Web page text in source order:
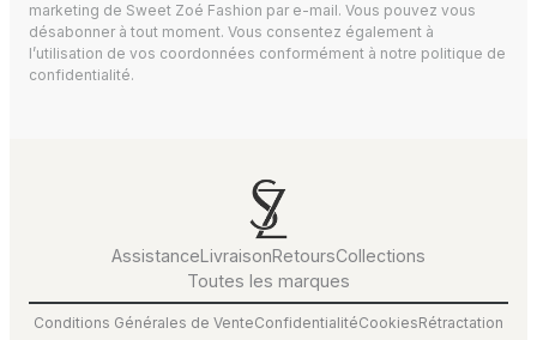
marketing de Sweet Zoé Fashion par e-mail. Vous pouvez vous
désabonner à tout moment. Vous consentez également à
l’utilisation de vos coordonnées conformément à notre politique de
confidentialité.
AssistanceLivraisonRetoursCollections
Toutes les marques
Conditions Générales de VenteConfidentialitéCookiesRétractation